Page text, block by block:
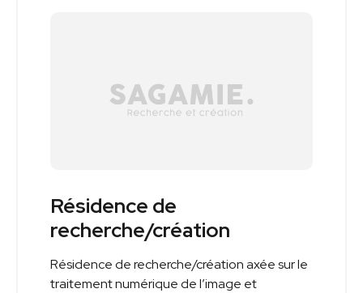
Résidence de
recherche/création
Résidence de recherche/création axée sur le
traitement numérique de l’image et